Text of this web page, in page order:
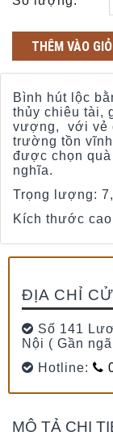
THÊM VÀO
Bình hút lộc
thủy chiêu tài,
vượng, với vẻ
trường tồn
được chọn
nghĩa.
Trọng lượng:
Kích thước
ĐỊA CHỈ
Số 141
Nội ( Gần
Hotline:
MÔ TẢ CHI